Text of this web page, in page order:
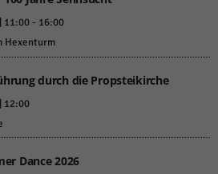
11:00- 16:00
Hexenturm
durch die Propsteikirche
12:00
Dance 2026